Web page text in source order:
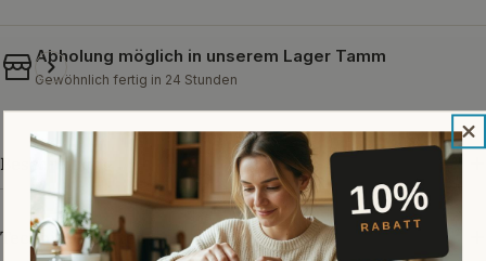
Abholung möglich in unserem Lager Tamm
Gewöhnlich fertig in 24 Stunden
Beschreibung
Technische Daten